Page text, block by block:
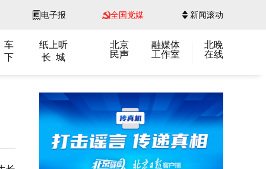
电子报 全国党媒 新闻滚动
车
纸上听
下
长 城
北京
民声
融媒体
工作室
北晚
在线